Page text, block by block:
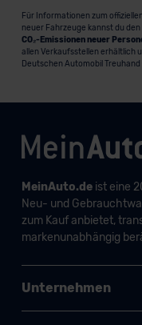
Für Informationen zum
neuer Fahrzeuge kannst du den
CO₂-Emissionen neuer
allen Verkaufsstellen erhältlich
Deutschen Automobil
MeinAuto.deist eine
Neu- und
zum Kauf anbietet,
markenunabhängig
Unternehmen